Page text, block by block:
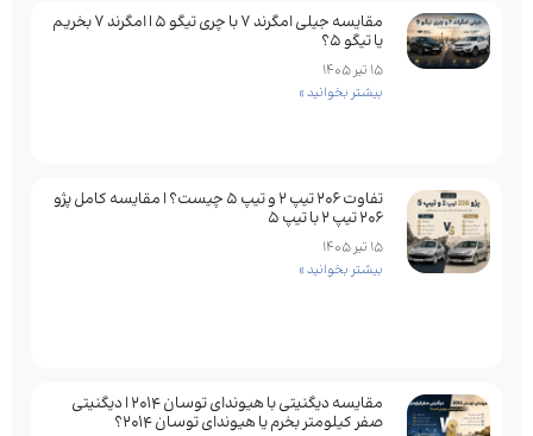
مقایسه جیلی امگرند 7 با چری تیگو 5 | امگرند 7 بخریم
یا تیگو 5؟
15 تیر 1405
بیشتر بخوانید »
تفاوت ۲۰۶ تیپ ۲ و تیپ ۵ چیست؟ | مقایسه کامل پژو
۲۰۶ تیپ ۲ با تیپ ۵
15 تیر 1405
بیشتر بخوانید »
مقایسه دیگنیتی با هیوندای توسان 2014 | دیگنیتی
صفر کیلومتر بخرم یا هیوندای توسان 2014؟